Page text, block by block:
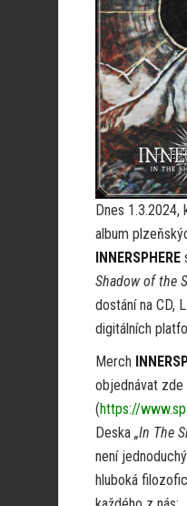
Dnes 1.3.2024,
album
INNERSPHERE
Shadow of the
dostání na CD,
digitálních
Merch
objednávat zde
(https://
Deska „In The
není
hluboká